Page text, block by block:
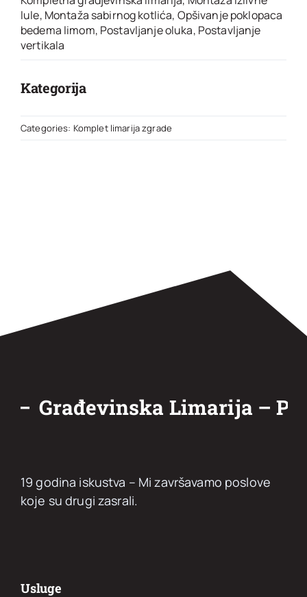
lule, Montaža sabirnog kotlića, Opšivanje poklopaca
bedema limom, Postavljanje oluka, Postavljanje
vertikala
Kategorija
Categories: Komplet limarija zgrade
– Građevinska Limarija –
19 godina iskustva – Mi završavamo poslove
koje su drugi zasrali.
Usluge